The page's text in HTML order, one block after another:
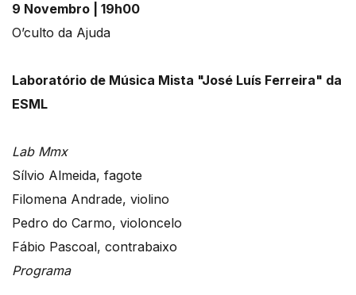
9 Novembro | 19h00
O’culto da Ajuda
Laboratório de Música Mista "José Luís Ferreira" da
ESML
Lab Mmx
Sílvio Almeida, fagote
Filomena Andrade, violino
Pedro do Carmo, violoncelo
Fábio Pascoal, contrabaixo
Programa